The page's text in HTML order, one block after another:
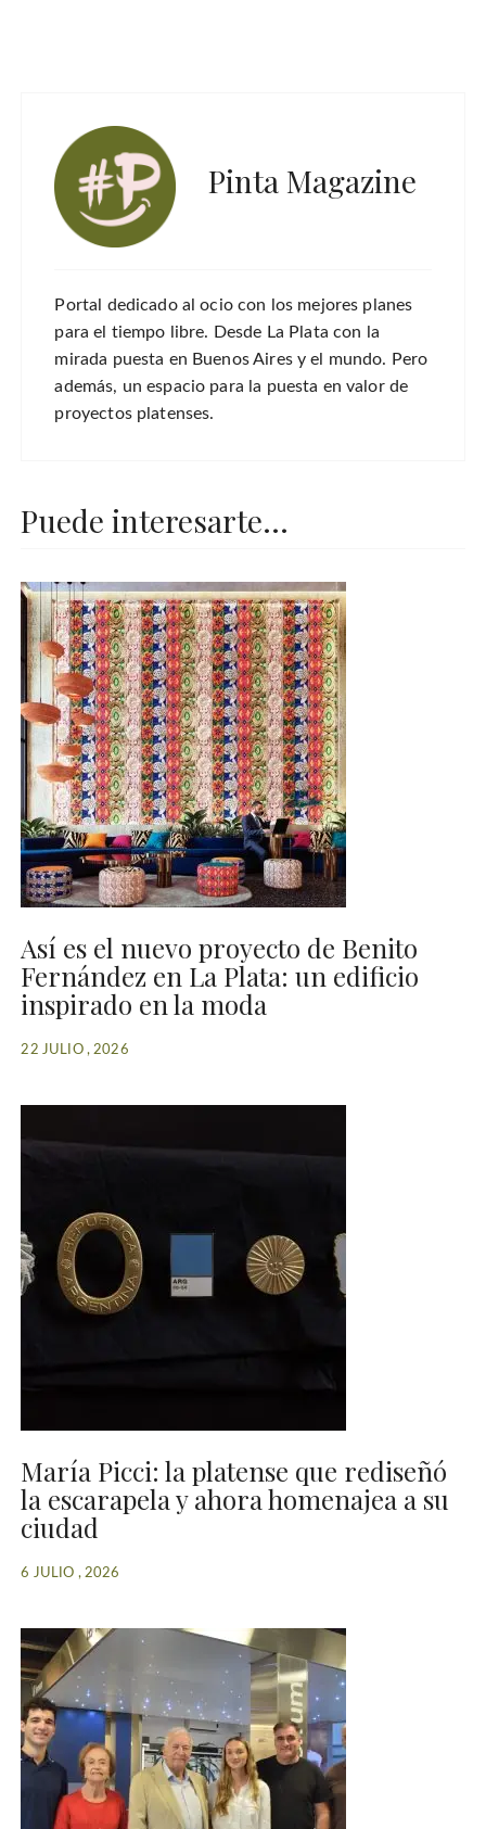
Pinta Magazine
Portal dedicado al ocio con los mejores planes
para el tiempo libre. Desde La Plata con la
mirada puesta en Buenos Aires y el mundo. Pero
además, un espacio para la puesta en valor de
proyectos platenses.
Puede interesarte...
Así es el nuevo proyecto de Benito
Fernández en La Plata: un edificio
inspirado en la moda
22 JULIO , 2026
María Picci: la platense que rediseñó
la escarapela y ahora homenajea a su
ciudad
6 JULIO , 2026